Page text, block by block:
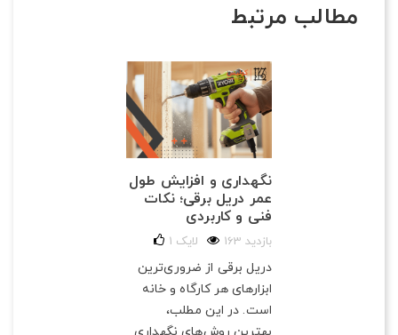
مطالب مرتبط
نگهداری و افزایش طول
عمر دریل برقی؛ نکات
فنی و کاربردی
163 بازدید 1 لایک
دریل برقی از ضروری‌ترین
ابزارهای هر کارگاه و خانه
است. در این مطلب،